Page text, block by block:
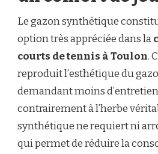
Le gazon synthétique
option très appréciée dans la
courts de tennis à Toulon.
reproduit l’esthétique du
demandant moins
contrairement à l’herbe
synthétique ne requiert ni
qui permet de réduire la